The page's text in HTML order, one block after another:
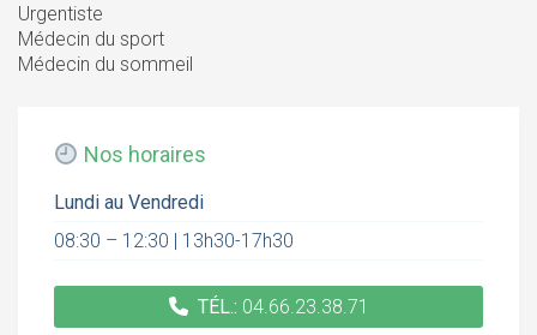
Urgentiste
Médecin du sport
Médecin du sommeil
Nos horaires
Lundi au Vendredi
08:30 – 12:30 | 13h30-17h30
TÉL.: 04.66.23.38.71